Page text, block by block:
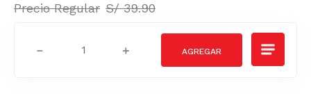
S/ 39.90
＋
－